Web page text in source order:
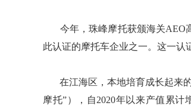
今年，珠峰摩托获颁海关AEO
此认证的摩托车企业之一。这一认
在江海区，本地培育成长起来
摩托”），自2020年以来产值累